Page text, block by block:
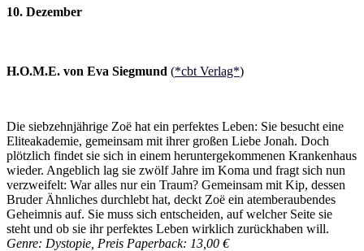
10. Dezember
H.O.M.E. von Eva Siegmund (*cbt Verlag*)
Die siebzehnjährige Zoë hat ein perfektes Leben: Sie besucht eine
Eliteakademie, gemeinsam mit ihrer großen Liebe Jonah. Doch
plötzlich findet sie sich in einem heruntergekommenen Krankenhaus
wieder. Angeblich lag sie zwölf Jahre im Koma und fragt sich nun
verzweifelt: War alles nur ein Traum? Gemeinsam mit Kip, dessen
Bruder Ähnliches durchlebt hat, deckt Zoë ein atemberaubendes
Geheimnis auf. Sie muss sich entscheiden, auf welcher Seite sie
steht und ob sie ihr perfektes Leben wirklich zurückhaben will.
Genre: Dystopie, Preis Paperback: 13,00 €